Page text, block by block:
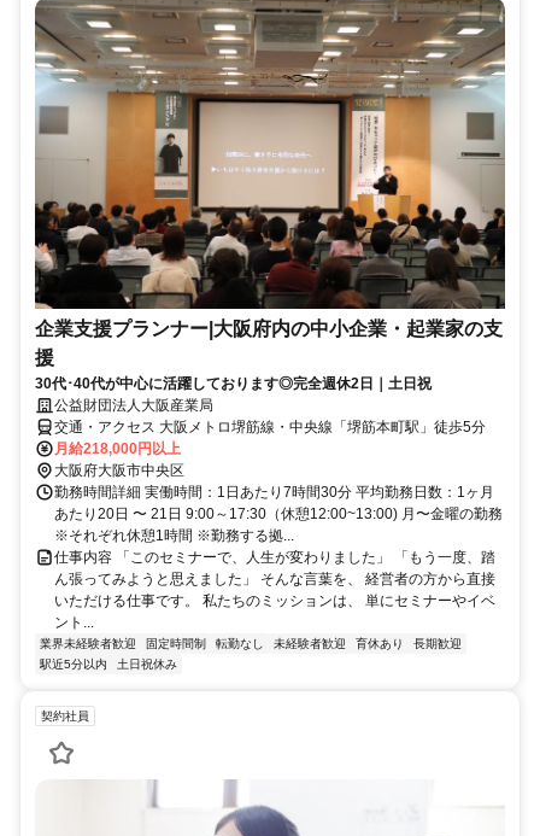
企業支援プランナー|大阪府内の中小企業・起業家の支
援
30代･40代が中心に活躍しております◎完全週休2日｜土日祝
公益財団法人大阪産業局
交通・アクセス 大阪メトロ堺筋線・中央線「堺筋本町駅」徒歩5分
月給218,000円以上
大阪府大阪市中央区
勤務時間詳細 実働時間：1日あたり7時間30分 平均勤務日数：1ヶ月
あたり20日 〜 21日 9:00～17:30（休憩12:00~13:00) 月〜金曜の勤務
※それぞれ休憩1時間 ※勤務する拠...
仕事内容 「このセミナーで、人生が変わりました」 「もう一度、踏
ん張ってみようと思えました」 そんな言葉を、 経営者の方から直接
いただける仕事です。 私たちのミッションは、 単にセミナーやイベ
ント...
業界未経験者歓迎 固定時間制 転勤なし 未経験者歓迎 育休あり
長期歓迎
駅近5分以内
土日祝休み
契約社員